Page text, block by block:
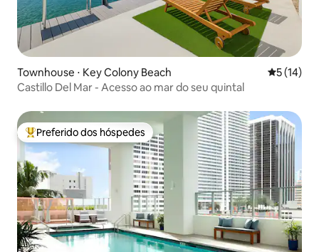
Townhouse ⋅ Key Colony Beach 5 de uma
5 (14)
Castillo Del Mar - Acesso ao mar do seu quintal
Entre os melhores preferidos dos hóspedes
Preferido dos hóspedes